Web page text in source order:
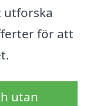
utforska
för att
utan